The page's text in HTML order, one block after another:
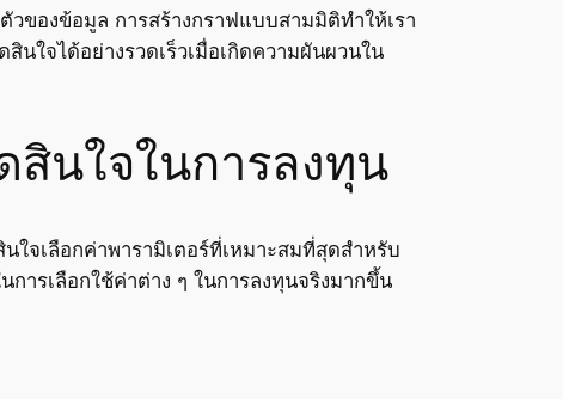
ของข้อมูล การสร้างกราฟแบบสามมิติทำให้เรา
ใจได้อย่างรวดเร็วเมื่อเกิดความผันผวนใน
สินใจในการลงทุน
ใจเลือกค่าพารามิเตอร์ที่เหมาะสมที่สุดสำหรับ
ารเลือกใช้ค่าต่าง ๆ ในการลงทุนจริงมากขึ้น